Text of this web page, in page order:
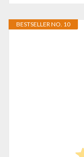
BESTSELLER NO. 10